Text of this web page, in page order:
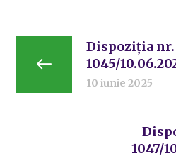
Dispoziția nr.
1045/
10 iunie 2025
1047/